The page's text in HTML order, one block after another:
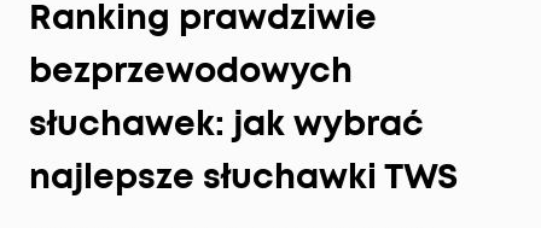
Ranking prawdziwie
bezprzewodowych
słuchawek: jak wybrać
najlepsze słuchawki TWS